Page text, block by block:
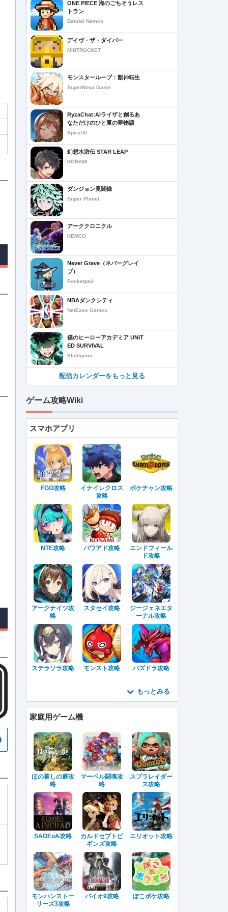
ONE PIECE 海のごちそうレス
トラン
Bandai Namco
デイヴ・ザ・ダイバー
MINTROCKET
モンスターループ：獣神転生
SuperNova Game
RyzaChat:AIライザと創るあ
なただけのひと夏の夢物語
SpiralAI
幻想水滸伝 STAR LEAP
KONAMI
ダンジョン見聞録
Super Planet
アーククロニクル
KEMCO
Never Grave（ネバーグレイ
ブ）
Pocketpair
NBAダンクシティ
NetEase Games
僕のヒーローアカデミア UNIT
ED SURVIVAL
Klab/gumi
配信カレンダーをもっと見る
ゲーム攻略Wiki
スマホアプリ
FGO攻略
イナイレクロス
攻略
ポケチャン攻略
NTE攻略 パワアド攻略
エンドフィール
ド攻略
アークナイツ攻
略
スタセイ攻略
ジージェネエタ
ーナル攻略
ステラソラ攻略 モンスト攻略 パズドラ攻略
もっとみる
家庭用ゲーム機
ほの暮しの庭攻
略
マーベル闘魂攻
略
スプラレイダー
ス攻略
SAOEoA攻略
カルドセプトビ
ギンズ攻略
エリオット攻略
モンハンストー
リーズ3攻略
バイオ9攻略 ぽこポケ攻略